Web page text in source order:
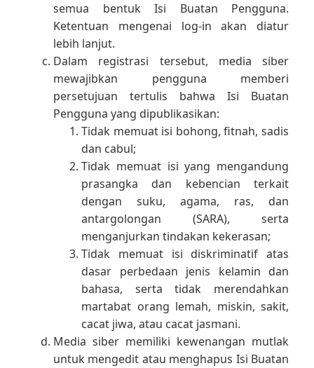
semua bentuk Isi Buatan Pengguna.
Ketentuan mengenai log-in akan diatur
lebih lanjut.
Dalam registrasi tersebut, media siber
mewajibkan pengguna memberi
persetujuan tertulis bahwa Isi Buatan
Pengguna yang dipublikasikan:
Tidak memuat isi bohong, fitnah, sadis
dan cabul;
Tidak memuat isi yang mengandung
prasangka dan kebencian terkait
dengan suku, agama, ras, dan
antargolongan (SARA), serta
menganjurkan tindakan kekerasan;
Tidak memuat isi diskriminatif atas
dasar perbedaan jenis kelamin dan
bahasa, serta tidak merendahkan
martabat orang lemah, miskin, sakit,
cacat jiwa, atau cacat jasmani.
Media siber memiliki kewenangan mutlak
untuk mengedit atau menghapus Isi Buatan